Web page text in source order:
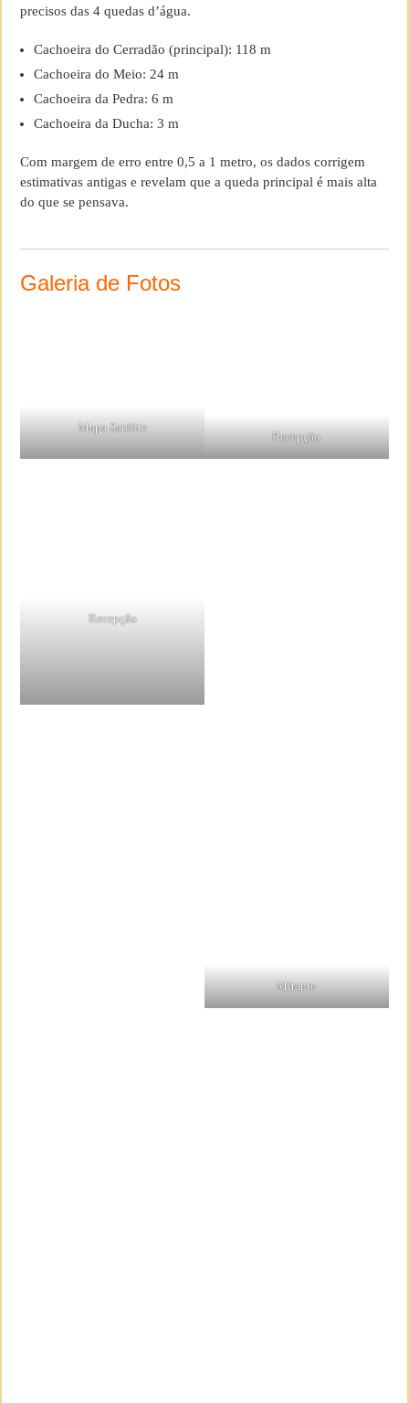
precisos das 4 quedas d’água.
Cachoeira do Cerradão (principal): 118 m
Cachoeira do Meio: 24 m
Cachoeira da Pedra: 6 m
Cachoeira da Ducha: 3 m
Com margem de erro entre 0,5 a 1 metro, os dados corrigem
estimativas antigas e revelam que a queda principal é mais alta
do que se pensava.
Galeria de Fotos
Mapa Satélite
Recepção
Recepção
Mirante